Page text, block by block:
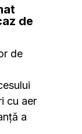
de
de
cu aer
a